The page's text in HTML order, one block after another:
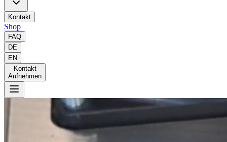
Kontakt
Shop
FAQ
DE
EN
Kontakt
Aufnehmen